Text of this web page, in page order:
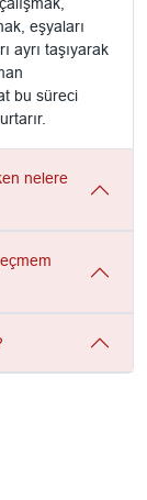
eşyaları
ayrı taşıyarak
bu süreci
nelere